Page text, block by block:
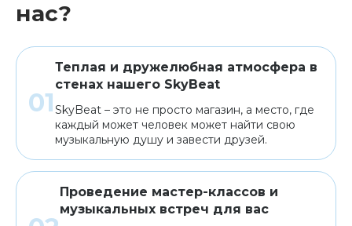
нас?
Теплая и дружелюбная атмосфера в
стенах нашего SkyBeat
SkyBeat – это не просто магазин, а место, где
каждый может человек может найти свою
музыкальную душу и завести друзей.
Проведение мастер-классов и
музыкальных встреч для вас